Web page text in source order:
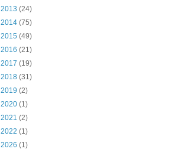
2013 (24)
2014 (75)
2015 (49)
2016 (21)
2017 (19)
2018 (31)
2019 (2)
2020 (1)
2021 (2)
2022 (1)
2026 (1)